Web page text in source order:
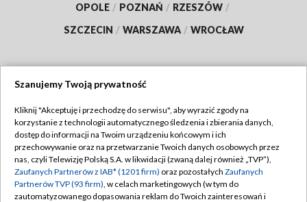
OPOLE / POZNAŃ / RZESZÓW /
SZCZECIN / WARSZAWA / WROCŁAW
TVP
Abonament TVP
Emisja w TVP
Centrum informacji TVP
Regulamin TVP
Polityka prywatności
Moje zgody
Szanujemy Twoją prywatność
Kliknij "Akceptuję i przechodzę do serwisu", aby wyrazić zgody na
korzystanie z technologii automatycznego śledzenia i zbierania danych,
dostęp do informacji na Twoim urządzeniu końcowym i ich
przechowywanie oraz na przetwarzanie Twoich danych osobowych przez
nas, czyli Telewizję Polską S.A. w likwidacji (zwaną dalej również „TVP”),
Zaufanych Partnerów z IAB* (1201 firm) oraz pozostałych Zaufanych
Partnerów TVP (93 firm), w celach marketingowych (w tym do
zautomatyzowanego dopasowania reklam do Twoich zainteresowań i